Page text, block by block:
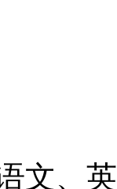
文、